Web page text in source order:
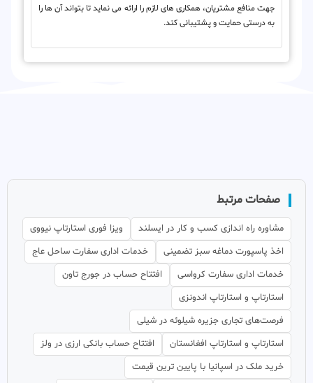
جهت منافع مشتریان، همکاری های لازم را ارائه می نماید تا بتواند آن ها را
به درستی حمایت و پشتیبانی کند.
صفحات مرتبط
مشاوره راه اندازی کسب و کار در ایسلند
ویزا فوری استارتاپ نیووی
اخذ پاسپورت دماغه سبز تضمینی
خدمات اداری سفارت ساحل عاج
خدمات اداری سفارت کرواسی
افتتاح حساب در جورج تاون
استارتاپ و استارتاپ اندونزی
فرصت‌های تجاری جزیره شیلوئه در شیلی
استارتاپ و استارتاپ افغانستان
افتتاح حساب بانکی ارزی در ولز
خرید ملک در اسپانیا با پایین ترین قیمت